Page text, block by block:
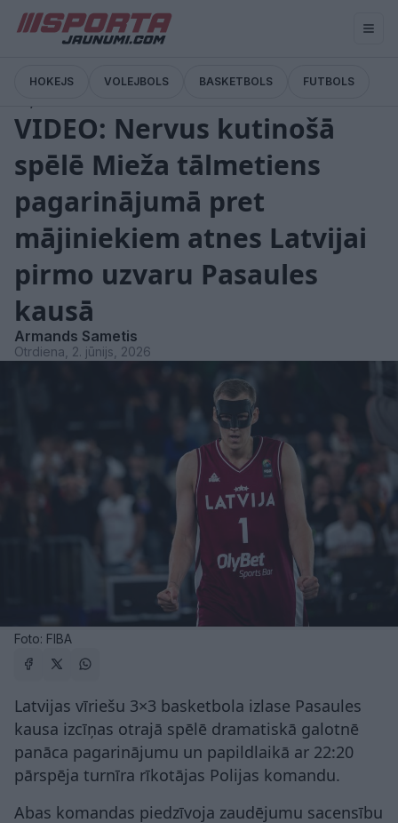
HOKEJS VOLEJBOLS BASKETBOLS FUTBOLS
VIDEO: Nervus kutinošā
spēlē Mieža tālmetiens
pagarinājumā pret
mājiniekiem atnes Latvijai
pirmo uzvaru Pasaules
kausā
Armands Sametis
Otrdiena, 2. jūnijs, 2026
Foto: FIBA
Latvijas vīriešu 3×3 basketbola izlase Pasaules
kausa izcīņas otrajā spēlē dramatiskā galotnē
panāca pagarinājumu un papildlaikā ar 22:20
pārspēja turnīra rīkotājas Polijas komandu.
Abas komandas piedzīvoja zaudējumu sacensību